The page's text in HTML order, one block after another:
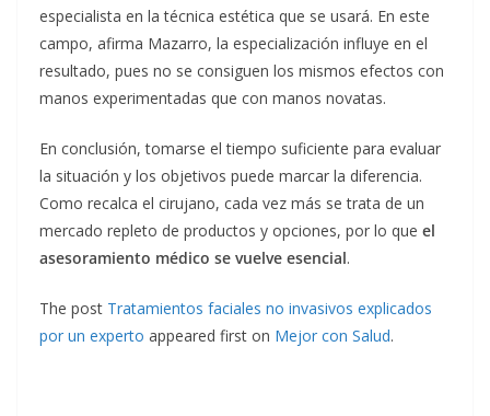
especialista en la técnica estética que se usará. En este
campo, afirma Mazarro, la especialización influye en el
resultado, pues no se consiguen los mismos efectos con
manos experimentadas que con manos novatas.
En conclusión, tomarse el tiempo suficiente para evaluar
la situación y los objetivos puede marcar la diferencia.
Como recalca el cirujano, cada vez más se trata de un
mercado repleto de productos y opciones, por lo que el
asesoramiento médico se vuelve esencial.
The post Tratamientos faciales no invasivos explicados
por un experto appeared first on Mejor con Salud.